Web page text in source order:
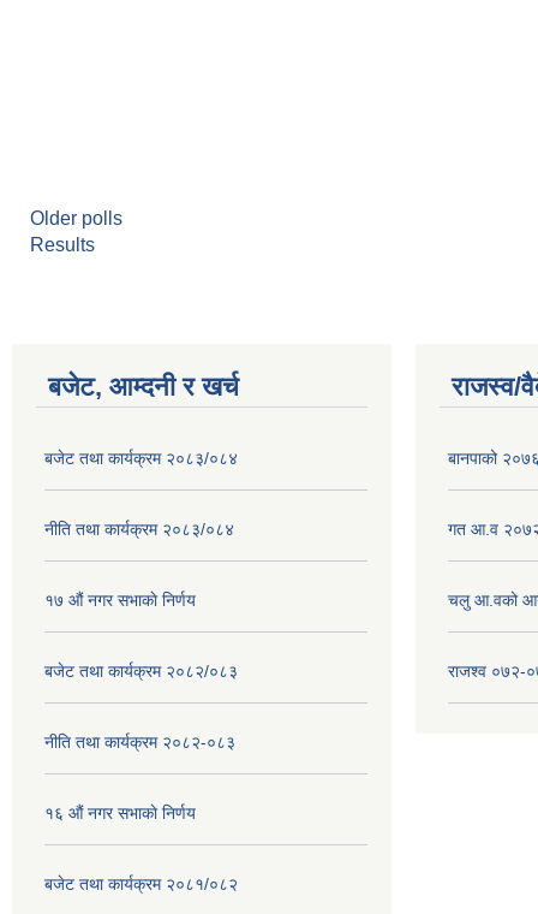
Older polls
Results
बजेट, आम्दनी र खर्च
बजेट तथा कार्यक्रम २०८३/०८४
नीति तथा कार्यक्रम २०८३/०८४
१७ ‌‍औं नगर सभाकाे निर्णय
बजेट तथा कार्यक्रम २०८२/०८३
नीति तथा कार्यक्रम २०८२-०८३
१६ ‌औं नगर सभाकाे निर्णय
बजेट तथा कार्यक्रम २०८१/०८२
राजस्व/
बानपाको
गत आ.व
चलु आ.वको
राजश्व ०७२-